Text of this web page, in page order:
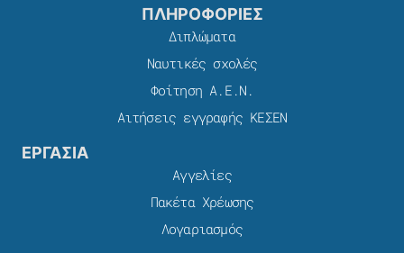
ΠΛΗΡΟΦΟΡΙΕΣ
Διπλώματα
Ναυτικές σχολές
Φοίτηση Α.Ε.Ν.
Αιτήσεις εγγραφής ΚΕΣΕΝ
ΕΡΓΑΣΙΑ
Αγγελίες
Πακέτα Χρέωσης​
Λογαριασμός